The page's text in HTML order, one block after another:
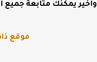
يمكنك متابعة جميع
موقع